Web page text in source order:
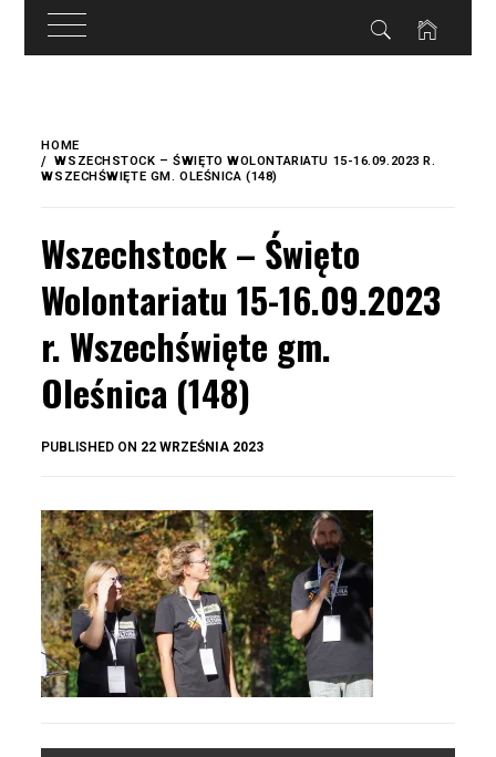
treści
content
HOME
WSZECHSTOCK – ŚWIĘTO WOLONTARIATU 15-16.09.2023 R.
WSZECHŚWIĘTE GM. OLEŚNICA (148)
Wszechstock – Święto
Wolontariatu 15-16.09.2023
r. Wszechświęte gm.
Oleśnica (148)
PUBLISHED ON 22 WRZEŚNIA 2023